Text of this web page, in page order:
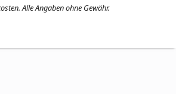
Alle Angaben ohne Gewähr.